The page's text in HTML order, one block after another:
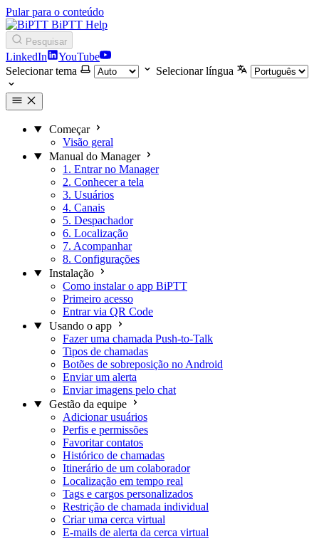
Pular para o conteúdo
BiPTT Help
Pesquisar
LinkedIn
YouTube
Selecionar tema
Selecionar língua
Começar
Visão geral
Manual do Manager
1. Entrar no Manager
2. Conhecer a tela
3. Usuários
4. Canais
5. Despachador
6. Localização
7. Acompanhar
8. Configurações
Instalação
Como instalar o app BiPTT
Primeiro acesso
Entrar via QR Code
Usando o app
Fazer uma chamada Push-to-Talk
Tipos de chamadas
Botões de sobreposição no Android
Enviar um alerta
Enviar imagens pelo chat
Gestão da equipe
Adicionar usuários
Perfis e permissões
Favoritar contatos
Histórico de chamadas
Itinerário de um colaborador
Localização em tempo real
Tags e cargos personalizados
Restrição de chamada individual
Criar uma cerca virtual
E-mails de alerta da cerca virtual